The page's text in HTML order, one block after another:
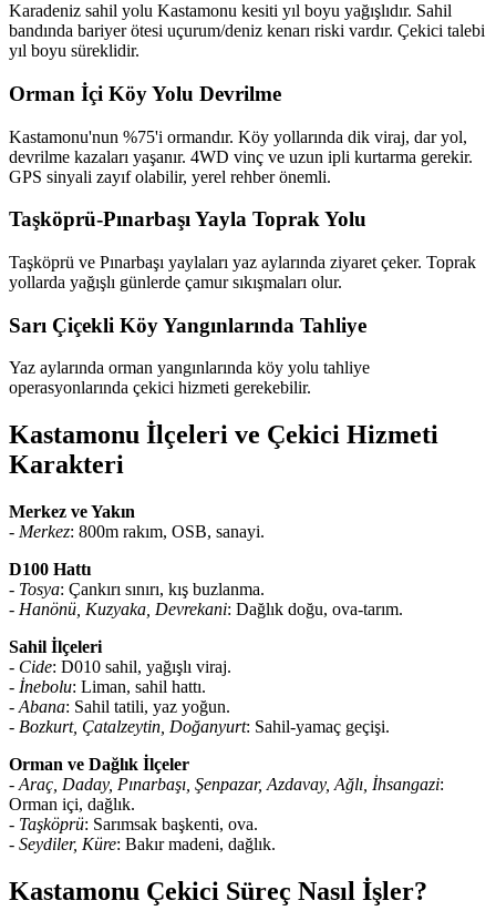
Karadeniz sahil yolu Kastamonu kesiti yıl boyu yağışlıdır. Sahil
bandında bariyer ötesi uçurum/deniz kenarı riski vardır. Çekici talebi
yıl boyu süreklidir.
Orman İçi Köy Yolu Devrilme
Kastamonu'nun %75'i ormandır. Köy yollarında dik viraj, dar yol,
devrilme kazaları yaşanır. 4WD vinç ve uzun ipli kurtarma gerekir.
GPS sinyali zayıf olabilir, yerel rehber önemli.
Taşköprü-Pınarbaşı Yayla Toprak Yolu
Taşköprü ve Pınarbaşı yaylaları yaz aylarında ziyaret çeker. Toprak
yollarda yağışlı günlerde çamur sıkışmaları olur.
Sarı Çiçekli Köy Yangınlarında Tahliye
Yaz aylarında orman yangınlarında köy yolu tahliye
operasyonlarında çekici hizmeti gerekebilir.
Kastamonu İlçeleri ve Çekici Hizmeti
Karakteri
Merkez ve Yakın
- Merkez: 800m rakım, OSB, sanayi.
D100 Hattı
- Tosya: Çankırı sınırı, kış buzlanma.
- Hanönü, Kuzyaka, Devrekani: Dağlık doğu, ova-tarım.
Sahil İlçeleri
- Cide: D010 sahil, yağışlı viraj.
- İnebolu: Liman, sahil hattı.
- Abana: Sahil tatili, yaz yoğun.
- Bozkurt, Çatalzeytin, Doğanyurt: Sahil-yamaç geçişi.
Orman ve Dağlık İlçeler
- Araç, Daday, Pınarbaşı, Şenpazar, Azdavay, Ağlı, İhsangazi:
Orman içi, dağlık.
- Taşköprü: Sarımsak başkenti, ova.
- Seydiler, Küre: Bakır madeni, dağlık.
Kastamonu Çekici Süreç Nasıl İşler?